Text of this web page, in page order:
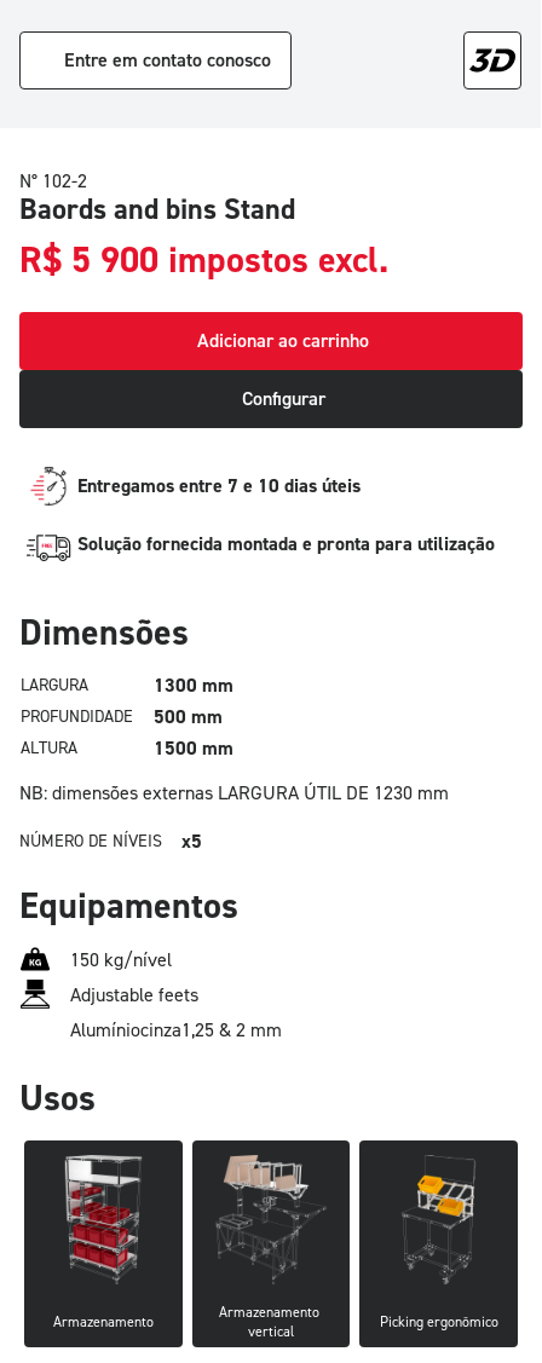
Entre em contato conosco
N° 102-2
Baords and bins Stand
R$ 5 900 impostos excl.
Adicionar ao carrinho
Configurar
Entregamos entre 7 e 10 dias úteis
Solução fornecida montada e pronta para utilização
Dimensões
LARGURA 1300 mm
PROFUNDIDADE 500 mm
ALTURA
1500 mm
NB: dimensões externas LARGURA ÚTIL DE 1230 mm
NÚMERO DE NÍVEIS x5
Equipamentos
150 kg/nível
Adjustable feets
Alumíniocinza1,25 & 2 mm
Usos
Armazenamento
Armazenamento
vertical
Picking ergonômico